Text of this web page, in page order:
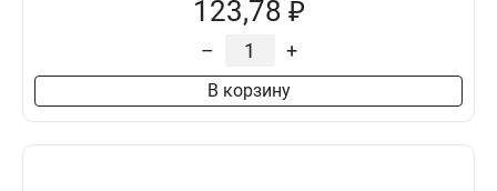
123,78 ₽
– +
В корзину